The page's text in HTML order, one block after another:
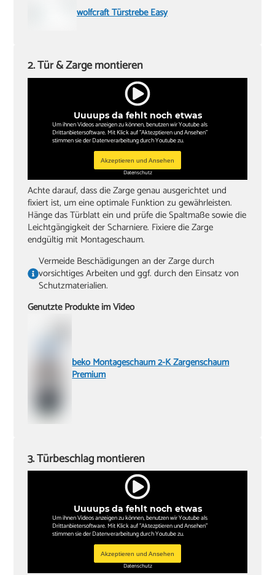
wolfcraft Türstrebe Easy
Uuuups da fehlt noch etwas
Um ihnen Videos anzeigen zu können, benutzen wir Youtube als
Drittanbietersoftware. Mit Klick auf "Aktezptieren und Ansehen"
stimmen sie der Datenverarbeitung durch Youtube zu.
Akzeptieren und Ansehen
Datenschutz
2. Tür & Zarge montieren
Achte darauf, dass die Zarge genau ausgerichtet und
fixiert ist, um eine optimale Funktion zu gewährleisten.
Hänge das Türblatt ein und prüfe die Spaltmaße sowie die
Leichtgängigkeit der Scharniere. Fixiere die Zarge
endgültig mit Montageschaum.
Vermeide Beschädigungen an der Zarge durch
vorsichtiges Arbeiten und ggf. durch den Einsatz von
Schutzmaterialien.
Genutzte Produkte im Video
beko Montageschaum 2-K Zargenschaum
Premium
Uuuups da fehlt noch etwas
Um ihnen Videos anzeigen zu können, benutzen wir Youtube als
Drittanbietersoftware. Mit Klick auf "Aktezptieren und Ansehen"
stimmen sie der Datenverarbeitung durch Youtube zu.
Akzeptieren und Ansehen
Datenschutz
3. Türbeschlag montieren